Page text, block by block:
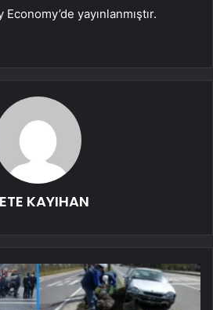
yayınlanmıştır.
KAYIHAN